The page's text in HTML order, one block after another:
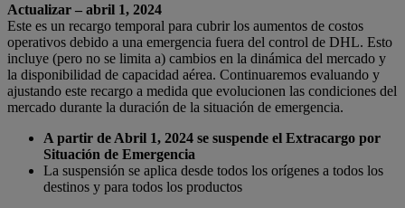
Actualizar – abril 1, 2024
Este es un recargo temporal para cubrir los aumentos de costos
operativos debido a una emergencia fuera del control de DHL. Esto
incluye (pero no se limita a) cambios en la dinámica del mercado y
la disponibilidad de capacidad aérea. Continuaremos evaluando y
ajustando este recargo a medida que evolucionen las condiciones del
mercado durante la duración de la situación de emergencia.
A partir de Abril 1, 2024 se suspende el Extracargo por
Situación de Emergencia
La suspensión se aplica desde todos los orígenes a todos los
destinos y para todos los productos